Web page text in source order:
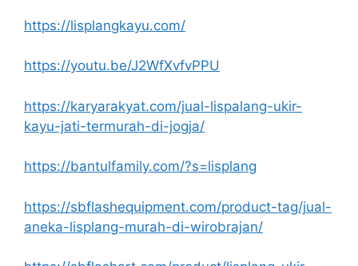
https://lisplangkayu.com/
https://youtu.be/J2WfXvfvPPU
https://karyarakyat.com/jual-lispalang-ukir-
kayu-jati-termurah-di-jogja/
https://bantulfamily.com/?s=lisplang
https://sbflashequipment.com/product-tag/jual-
aneka-lisplang-murah-di-wirobrajan/